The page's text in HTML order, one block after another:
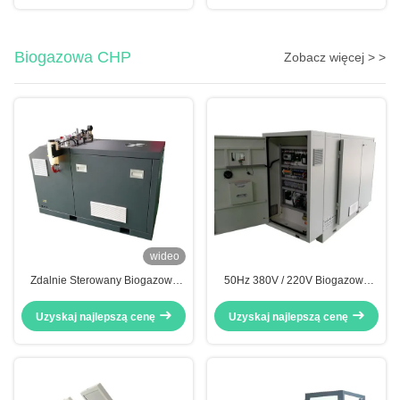
Biogazowa CHP Zobacz więcej > >
wideo
Zdalnie Sterowany Biogazowy
Jednofazowy 3-fazowy 230V
Czysta Energia CE Approved
Uzyskaj najlepszą cenę
50Hz 380V / 220V Biogazowa
Elektryczny automatyczny start
Uzyskaj najlepszą cenę